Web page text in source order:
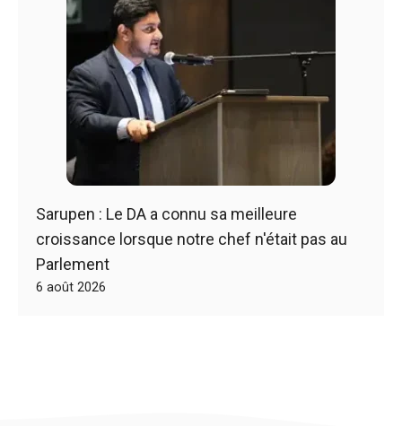
Sarupen : Le DA a connu sa meilleure
croissance lorsque notre chef n'était pas au
Parlement
6 août 2026